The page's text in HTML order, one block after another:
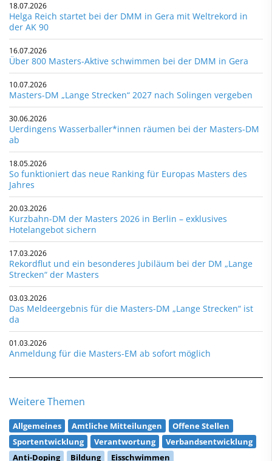
18.07.2026
Helga Reich startet bei der DMM in Gera mit Weltrekord in
der AK 90
16.07.2026
Über 800 Masters-Aktive schwimmen bei der DMM in Gera
10.07.2026
Masters-DM „Lange Strecken“ 2027 nach Solingen vergeben
30.06.2026
Uerdingens Wasserballer*innen räumen bei der Masters-DM
ab
18.05.2026
So funktioniert das neue Ranking für Europas Masters des
Jahres
20.03.2026
Kurzbahn-DM der Masters 2026 in Berlin – exklusives
Hotelangebot sichern
17.03.2026
Rekordflut und ein besonderes Jubiläum bei der DM „Lange
Strecken“ der Masters
03.03.2026
Das Meldeergebnis für die Masters-DM „Lange Strecken“ ist
da
01.03.2026
Anmeldung für die Masters-EM ab sofort möglich
Weitere Themen
Allgemeines Amtliche Mitteilungen
Offene Stellen
Sportentwicklung
Verantwortung
Verbandsentwicklung
Anti-Doping
Bildung Eisschwimmen